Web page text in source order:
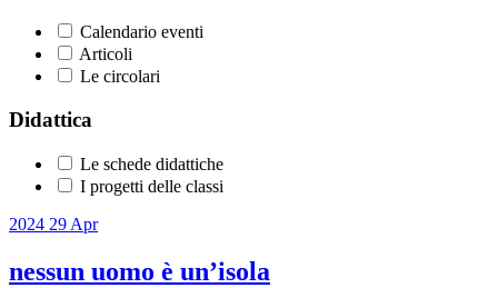
Calendario eventi
Articoli
Le circolari
Didattica
Le schede didattiche
I progetti delle classi
2024 29Apr
nessun uomo è un’isola